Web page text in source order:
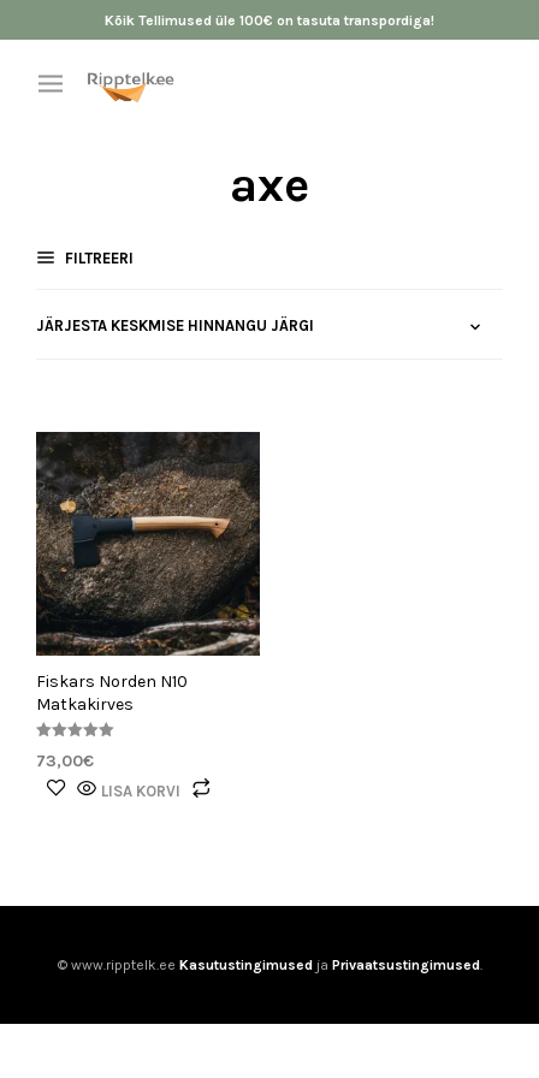
Kõik Tellimused üle 100€ on tasuta transpordiga!
axe
FILTREERI
Fiskars Norden N10
Matkakirves
5.00
/ 5
73,00€
LISA KORVI
© www.ripptelk.ee Kasutustingimusedja Privaatsustingimused.